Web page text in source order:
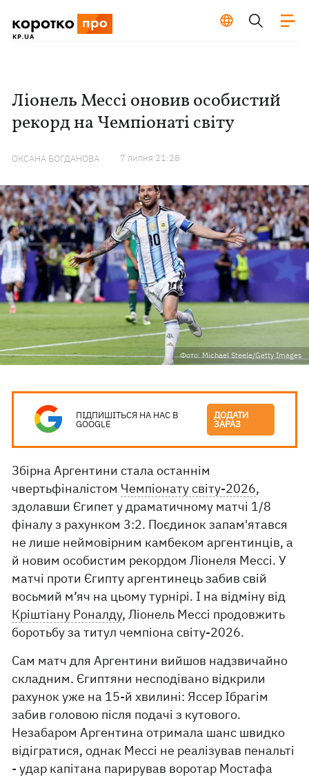
Ліонель Мессі оновив особистий
рекорд на Чемпіонаті світу
ОКСАНА БОГДАНОВА 7 липня 21:28
Фото: Michael Steele/Getty Images
ПІДПИШІТЬСЯ НА НАС В
GOOGLE
ДОДАТИ
ЗАРАЗ
Збірна Аргентини стала останнім
чвертьфіналістом Чемпіонату світу-2026,
здолавши Єгипет у драматичному матчі 1/8
фіналу з рахунком 3:2. Поєдинок запам'ятався
не лише неймовірним камбеком аргентинців, а
й новим особистим рекордом Ліонеля Мессі. У
матчі проти Єгипту аргентинець забив свій
восьмий м’яч на цьому турнірі. І на відміну від
Кріштіану Роналду, Ліонель Мессі продовжить
боротьбу за титул чемпіона світу-2026.
Сам матч для Аргентини вийшов надзвичайно
складним. Єгиптяни несподівано відкрили
рахунок уже на 15-й хвилині: Яссер Ібрагім
забив головою після подачі з кутового.
Незабаром Аргентина отримала шанс швидко
відігратися, однак Мессі не реалізував пенальті
- удар капітана парирував воротар Мостафа